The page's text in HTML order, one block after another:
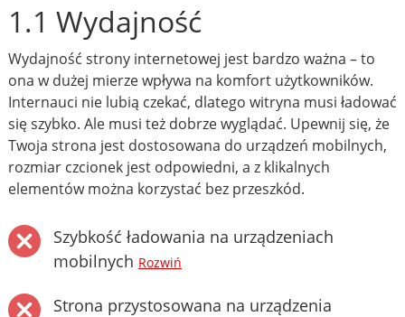
1.1 Wydajność
Wydajność strony internetowej jest bardzo ważna – to
ona w dużej mierze wpływa na komfort użytkowników.
Internauci nie lubią czekać, dlatego witryna musi ładować
się szybko. Ale musi też dobrze wyglądać. Upewnij się, że
Twoja strona jest dostosowana do urządzeń mobilnych,
rozmiar czcionek jest odpowiedni, a z klikalnych
elementów można korzystać bez przeszkód.
Szybkość ładowania na urządzeniach
mobilnych Rozwiń
Strona przystosowana na urządzenia